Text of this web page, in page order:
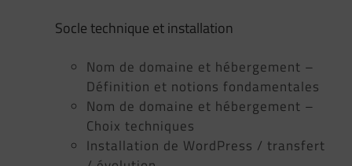
Socle technique et installation
Nom de domaine et hébergement –
Définition et notions fondamentales
Nom de domaine et hébergement –
Choix techniques
Installation de WordPress / transfert